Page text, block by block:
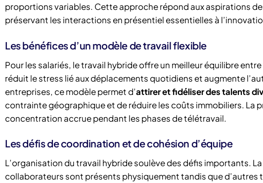
proportions variables. Cette approche répond aux aspirations
préservant les interactions en présentiel essentielles à
Les bénéfices d’un modèle de travail flexible
Pour les salariés, le travail hybride offre un meilleur équilibre
réduit le stress lié aux déplacements quotidiens et augmente
entreprises, ce modèle permet d’attirer et fidéliser des talents
contrainte géographique et de réduire les coûts immobiliers. La
concentration accrue pendant les phases de télétravail.
Les défis de coordination et de cohésion d’équipe
L’organisation du travail hybride soulève des défis importants.
collaborateurs sont présents physiquement tandis que